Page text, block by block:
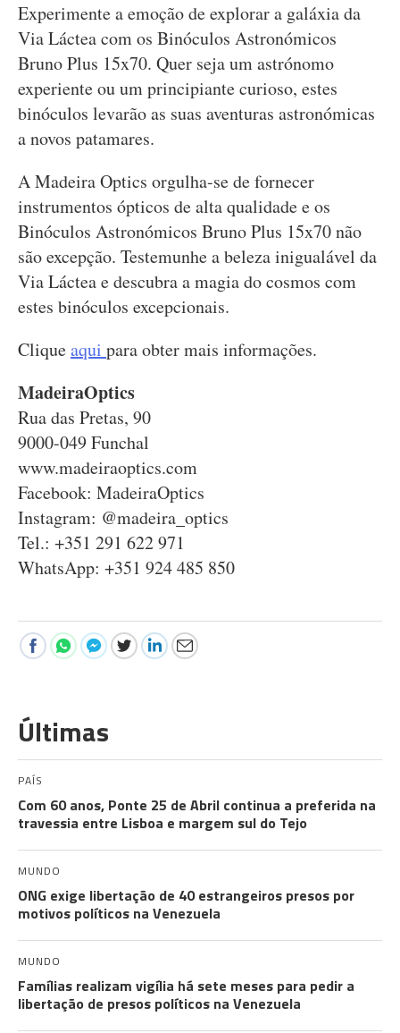
Experimente a emoção de explorar a galáxia da
Via Láctea com os Binóculos Astronómicos
Bruno Plus 15x70. Quer seja um astrónomo
experiente ou um principiante curioso, estes
binóculos levarão as suas aventuras astronómicas
a novos patamares.
A Madeira Optics orgulha-se de fornecer
instrumentos ópticos de alta qualidade e os
Binóculos Astronómicos Bruno Plus 15x70 não
são excepção. Testemunhe a beleza inigualável da
Via Láctea e descubra a magia do cosmos com
estes binóculos excepcionais.
Cliqueaqui para obter mais informações.
MadeiraOptics
Rua das Pretas, 90
9000-049 Funchal
www.madeiraoptics.com
Facebook: MadeiraOptics
Instagram: @madeira_optics
Tel.: +351 291 622 971
WhatsApp: +351 924 485 850
Últimas
PAÍS
Com 60 anos, Ponte 25 de Abril continua a preferida na
travessia entre Lisboa e margem sul do Tejo
MUNDO
ONG exige libertação de 40 estrangeiros presos por
motivos políticos na Venezuela
MUNDO
Famílias realizam vigília há sete meses para pedir a
libertação de presos políticos na Venezuela